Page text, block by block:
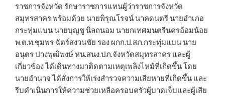
ราชการจังหวัด รักษาราชการแทนผู้ว่าราชการจังหวัด
สมุทรสาคร พร้อมด้วย นายพิรุณโรจน์ นาคดนตรี นายอำเภอ
กระทุ่มแบน นายบุญชู นิลถนอม นายกเทศมนตรีนครอ้อมน้อย
พ.ต.ท.ชุมพร ฉัตร์สงวนชัย รอง ผกก.ป.สภ.กระทุ่มแบน นาย
อนุตร ปางพุฒิพงษ์ หน.สนง.ปภ.จังหวัดสมุทรสาคร และผู้
เกี่ยวข้อง ได้เดินทางมาติดตามเหตุเพลิงไหม้ที่เกิดขึ้น โดย
นายอำนาจ ได้สั่งการให้เร่งสำรวจความเสียหายที่เกิดขึ้น และ
รีบดำเนินการให้ความช่วยเหลือครอบครัวผู้บาดเจ็บและผู้เสีย